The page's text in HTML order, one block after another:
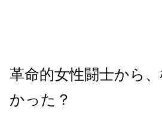
革命的女性闘士から
かった？